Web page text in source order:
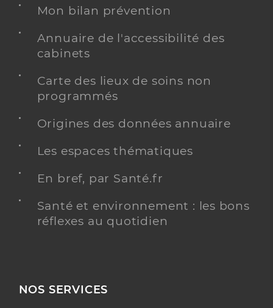
Mon bilan prévention
Annuaire de l'accessibilité des
cabinets
Carte des lieux de soins non
programmés
Origines des données annuaire
Les espaces thématiques
En bref, par Santé.fr
Santé et environnement : les bons
réflexes au quotidien
NOS SERVICES